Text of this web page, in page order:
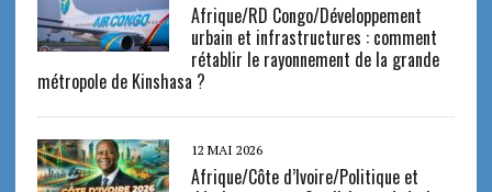
Afrique/RD Congo/Développement
urbain et infrastructures : comment
rétablir le rayonnement de la grande
métropole de Kinshasa ?
12 MAI 2026
Afrique/Côte d’Ivoire/Politique et